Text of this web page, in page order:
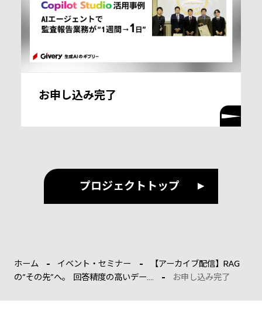
お申し込み完了
プロジェクトトップ
ホーム イベント・セミナー
【アーカイブ配信】RAG
の“その先”へ。 回答精度の高いデー....
お申し込み完了